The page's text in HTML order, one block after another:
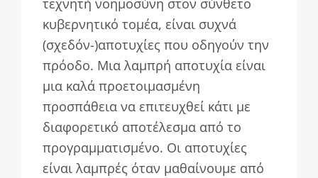
τεχνητή νοημοσύνη στον σύνθετο
κυβερνητικό τομέα, είναι συχνά
(σχεδόν-)αποτυχίες που οδηγούν την
πρόοδο. Μια λαμπρή αποτυχία είναι
μια καλά προετοιμασμένη
προσπάθεια να επιτευχθεί κάτι με
διαφορετικό αποτέλεσμα από το
προγραμματισμένο. Οι αποτυχίες
είναι λαμπρές όταν μαθαίνουμε από